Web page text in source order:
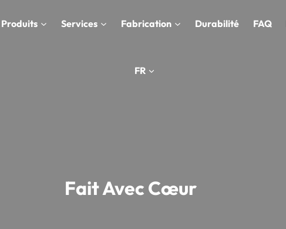
Produits Services Fabrication Durabilité FAQ
FR
Fait Avec Cœur